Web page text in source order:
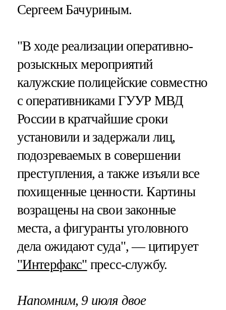
Сергеем Бачуриным.
"В ходе реализации оперативно-
розыскных мероприятий
калужские полицейские совместно
с оперативниками ГУУР МВД
России в кратчайшие сроки
установили и задержали лиц,
подозреваемых в совершении
преступления, а также изъяли все
похищенные ценности. Картины
возращены на свои законные
места, а фигуранты уголовного
дела ожидают суда", — цитирует
"Интерфакс" пресс-службу.
Напомним, 9 июля двое